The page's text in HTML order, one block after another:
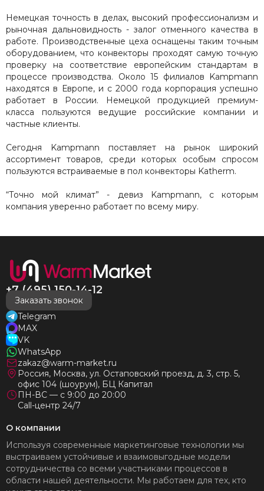
Немецкая точность в делах, высокий профессионализм и
рыночная дальновидность - залог отменного качества в
работе. Производственные цеха оснащены таким точным
оборудованием, что конвекторы проходят самую точную
проверку на соответствие европейским стандартам в
процессе производства. Около 15 филиалов Kampmann
находятся в Европе, и с 2000 года корпорация успешно
работает в России. Немецкой продукцией премиум-
класса пользуются ведущие российские компании и
частные клиенты.
Сегодня Kampmann поставляет на рынок широкий
ассортимент товаров, среди которых особым спросом
пользуются встраиваемые в пол конвекторы Katherm.
“Точно мой климат” - девиз Kampmann, с которым
компания уверенно работает по всему миру.
+7 (495) 150-14-12
Заказать звонок
Telegram
MAX
VK
WhatsApp
zakaz@warm-market.ru
Россия, Москва, ул. Остаповский проезд, д. 3, стр. 5,
офис 104 (шоурум), БЦ Капитал
ПН-ВС — с 9:00 до 20:00
Call-центр 24/7
О компании
Используя современные маркетинговые технологии мы
выстраиваем устойчивые и взаимовыгодные модели
сотрудничества со всеми участниками процессов в
области нашей деятельности. Мы работаем для тех, кто